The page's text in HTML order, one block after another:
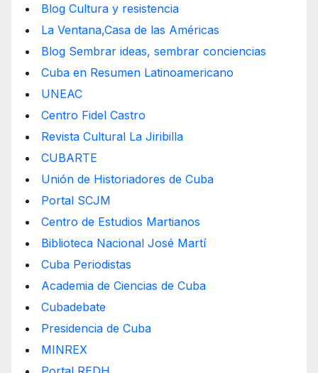
Blog Cultura y resistencia
La Ventana,Casa de las Américas
Blog Sembrar ideas, sembrar conciencias
Cuba en Resumen Latinoamericano
UNEAC
Centro Fidel Castro
Revista Cultural La Jiribilla
CUBARTE
Unión de Historiadores de Cuba
Portal SCJM
Centro de Estudios Martianos
Biblioteca Nacional José Martí
Cuba Periodistas
Academia de Ciencias de Cuba
Cubadebate
Presidencia de Cuba
MINREX